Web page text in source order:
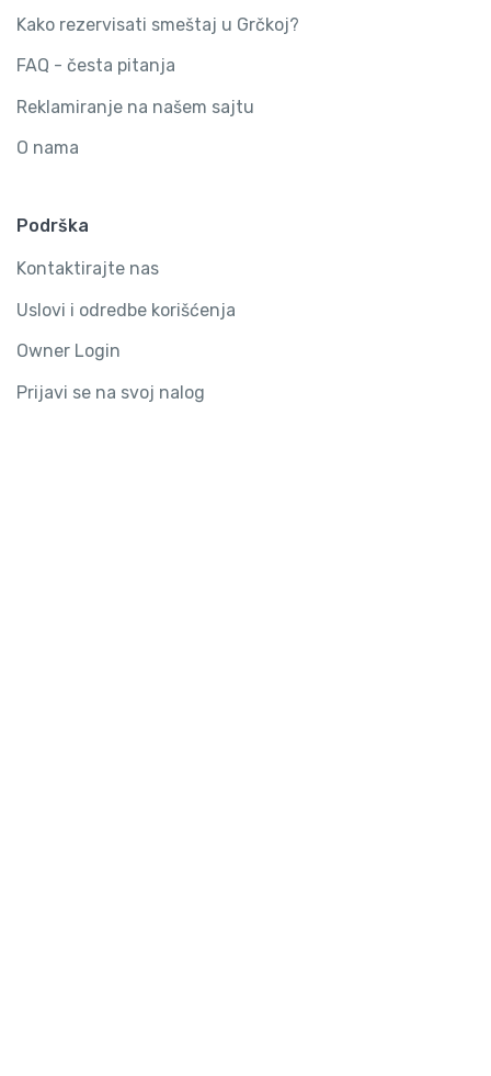
Kako rezervisati smeštaj u Grčkoj?
FAQ - česta pitanja
Reklamiranje na našem sajtu
O nama
Podrška
Kontaktirajte nas
Uslovi i odredbe korišćenja
Owner Login
Prijavi se na svoj nalog